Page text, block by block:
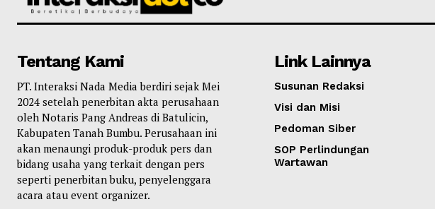
Tentang Kami
PT. Interaksi Nada Media berdiri sejak Mei
2024 setelah penerbitan akta perusahaan
oleh Notaris Pang Andreas di Batulicin,
Kabupaten Tanah Bumbu. Perusahaan ini
akan menaungi produk-produk pers dan
bidang usaha yang terkait dengan pers
seperti penerbitan buku, penyelenggara
acara atau event organizer.
Link Lainnya
Susunan Redaksi
Visi dan Misi
Pedoman Siber
SOP Perlindungan
Wartawan